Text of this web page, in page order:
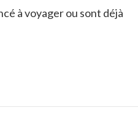
à voyager ou sont déjà